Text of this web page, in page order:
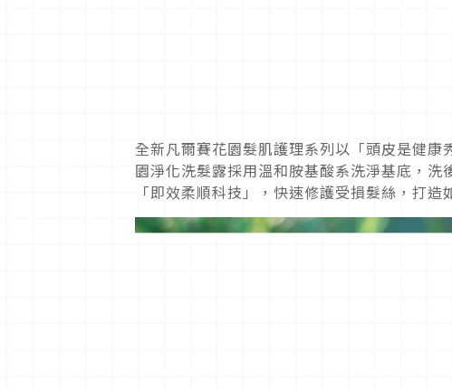
全新凡爾賽花園髮肌護理系列以「頭皮是健
園淨化洗髮露採用溫和胺基酸系洗淨基底，
「即效柔順科技」，快速修護受損髮絲，打造